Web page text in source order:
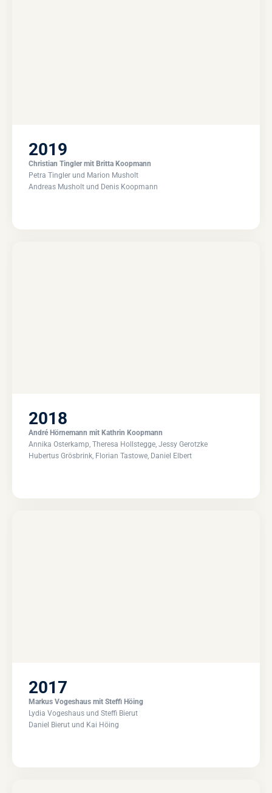
2019
Christian Tingler mit Britta Koopmann
Petra Tingler und Marion Musholt
Andreas Musholt und Denis Koopmann
2018
André Hörnemann mit Kathrin Koopmann
Annika Osterkamp, Theresa Hollstegge, Jessy Gerotzke
Hubertus Grösbrink, Florian Tastowe, Daniel Elbert
2017
Markus Vogeshaus mit Steffi Höing
Lydia Vogeshaus und Steffi Bierut
Daniel Bierut und Kai Höing